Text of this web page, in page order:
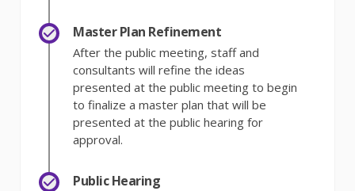
Master Plan Refinement
After the public meeting, staff and
consultants will refine the ideas
presented at the public meeting to begin
to finalize a master plan that will be
presented at the public hearing for
approval.
Public Hearing